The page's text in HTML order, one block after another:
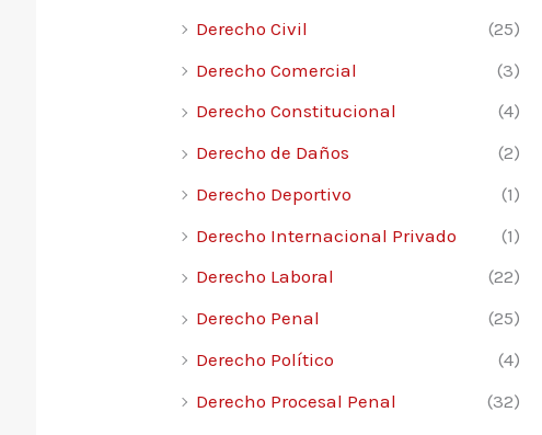
Derecho Civil
(25)
Derecho Comercial
(3)
Derecho Constitucional
(4)
Derecho de Daños
(2)
Derecho Deportivo
(1)
Derecho Internacional Privado
(1)
Derecho Laboral
(22)
Derecho Penal
(25)
Derecho Político
(4)
Derecho Procesal Penal
(32)